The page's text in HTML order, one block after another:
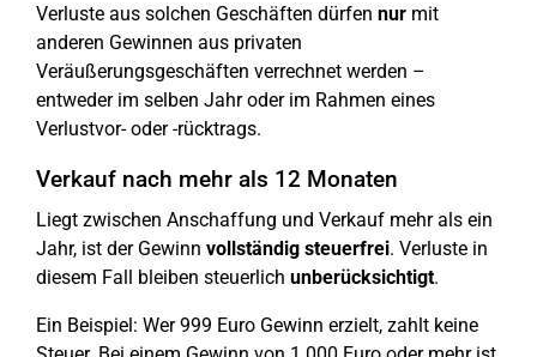
Verluste aus solchen Geschäften dürfen nur mit
anderen Gewinnen aus privaten
Veräußerungsgeschäften verrechnet werden –
entweder im selben Jahr oder im Rahmen eines
Verlustvor- oder -rücktrags.
Verkauf nach mehr als 12 Monaten
Liegt zwischen Anschaffung und Verkauf mehr als ein
Jahr, ist der Gewinn vollständig steuerfrei. Verluste in
diesem Fall bleiben steuerlich unberücksichtigt.
Ein Beispiel: Wer 999 Euro Gewinn erzielt, zahlt keine